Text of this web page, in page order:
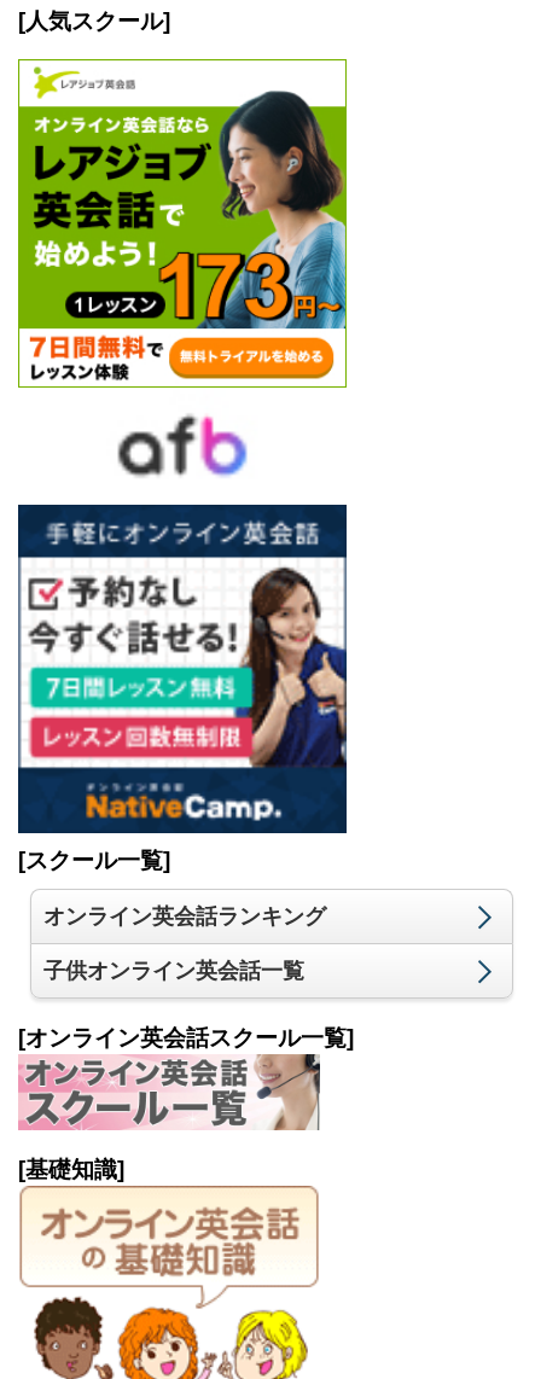
[人気スクール]
[スクール一覧]
オンライン英会話ランキング
子供オンライン英会話一覧
[オンライン英会話スクール一覧]
[基礎知識]